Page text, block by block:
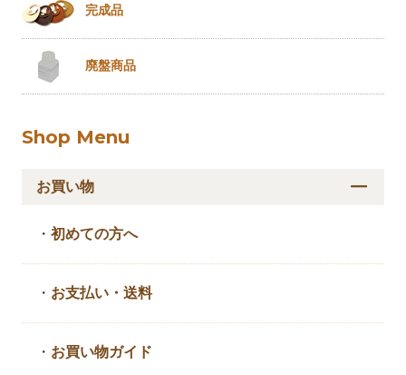
完成品
廃盤商品
Shop Menu
お買い物
・初めての方へ
・ お支払い・送料
・ お買い物ガイド